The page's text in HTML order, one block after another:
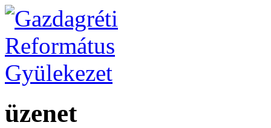
üzenet